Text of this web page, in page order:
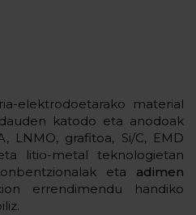
elektrodoetarako material
katodo eta anodoak
LNMO, grafitoa, Si/C, EMD
litio-metal teknologietan
eta adimen
errendimendu handiko